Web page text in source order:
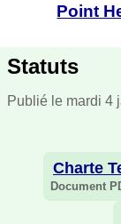
Point
Statuts
Publié le mardi 4
Charte
Document